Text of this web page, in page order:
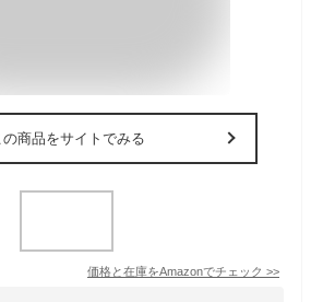
の商品をサイトでみる
価格と在庫をAmazonでチェック >>